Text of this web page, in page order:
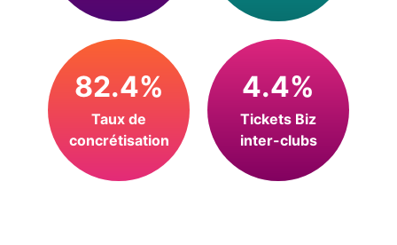
82.4%
Taux de
concrétisation
4.4%
Tickets Biz
inter-clubs